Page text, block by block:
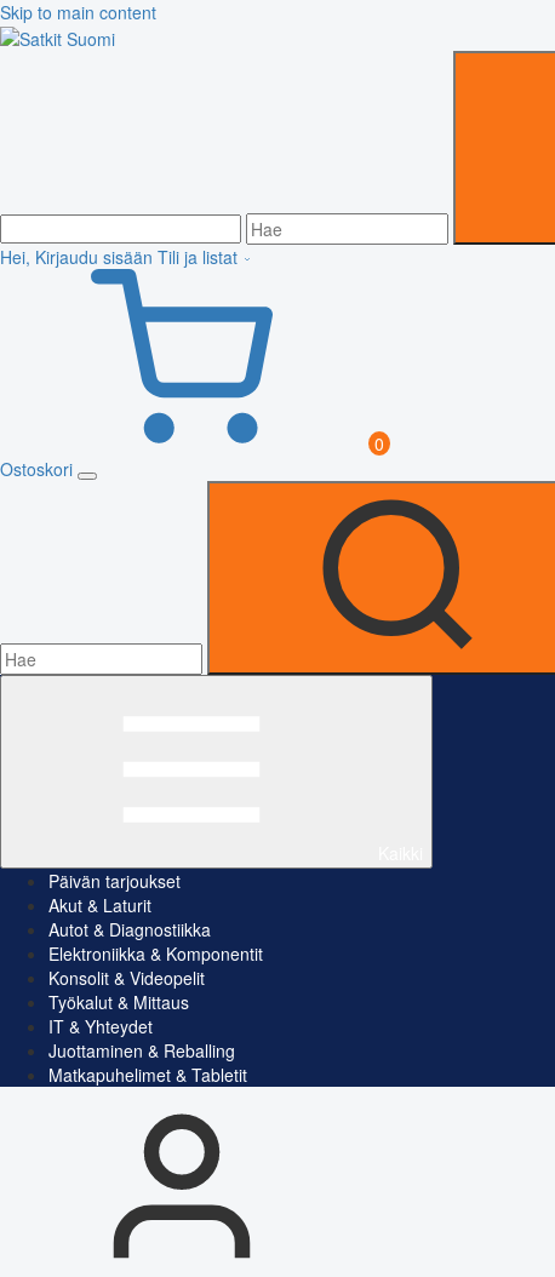
Skip to main content
Hei, Kirjaudu sisään Tili ja listat
0
Ostoskori
Päivän tarjoukset
Akut & Laturit
Autot & Diagnostiikka
Elektroniikka & Komponentit
Konsolit & Videopelit
Työkalut & Mittaus
IT & Yhteydet
Juottaminen & Reballing
Matkapuhelimet & Tabletit